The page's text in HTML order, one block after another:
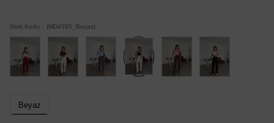
Stok Kodu (MD4595_Beyaz)
Beyaz